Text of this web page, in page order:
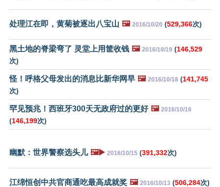
处理江在即，黄菊被逐出八宝山 🖼️ 2016/10/20 (529,366次)
黑土地的脊梁弯了 灵堂上用筐收钱 🖼️ 2016/10/19 (146,529
次)
怪！呼格父母发出的消息比新华网早 🖼️ 2016/10/18 (141,745
次)
罕见预兆！西班牙300天无政府过的更好 🖼️ 2016/10/16
(146,199次)
幽默：世界警察选头儿 🖼️▶️ 2016/10/15 (391,332次)
江绵恒创中共官商通吃最高成就奖 🖼️ 2016/10/13 (506,284次)